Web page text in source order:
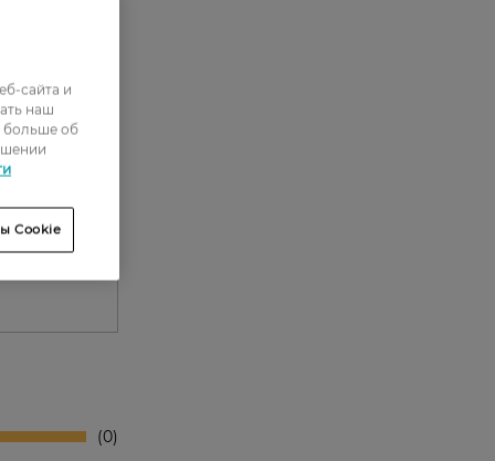
0
сайта и
наш
больше об
Cookie